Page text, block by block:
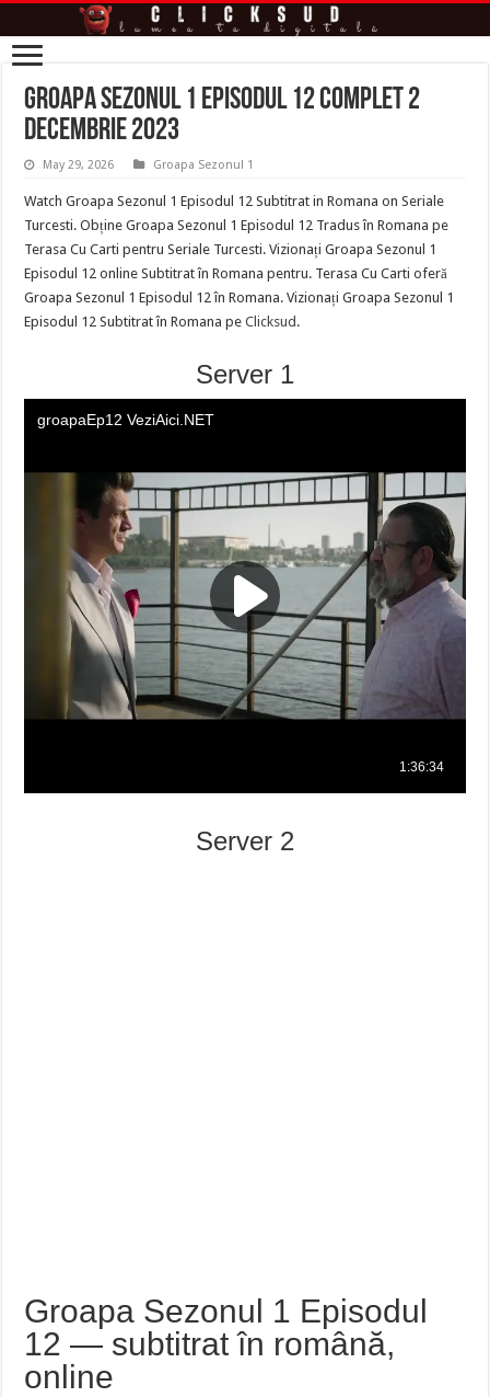
Groapa Sezonul 1 Episodul 12 Complet 2
Decembrie 2023
May 29, 2026 Groapa Sezonul 1
Watch Groapa Sezonul 1 Episodul 12 Subtitrat in Romana on Seriale
Turcesti. Obține Groapa Sezonul 1 Episodul 12 Tradus în Romana pe
Terasa Cu Carti pentru Seriale Turcesti. Vizionați Groapa Sezonul 1
Episodul 12 online Subtitrat în Romana pentru. Terasa Cu Carti oferă
Groapa Sezonul 1 Episodul 12 în Romana. Vizionați Groapa Sezonul 1
Episodul 12 Subtitrat în Romana peClicksud .
Server 1
Server 2
Groapa Sezonul 1 Episodul
12 — subtitrat în română,
online